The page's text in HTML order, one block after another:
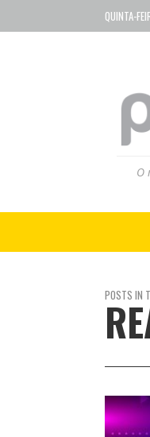
QUINTA-
O
POSTS IN